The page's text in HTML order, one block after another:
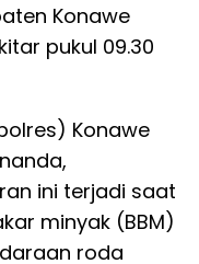
Konawe
pukul 09.30
Konawe
ini terjadi saat
minyak (BBM)
roda